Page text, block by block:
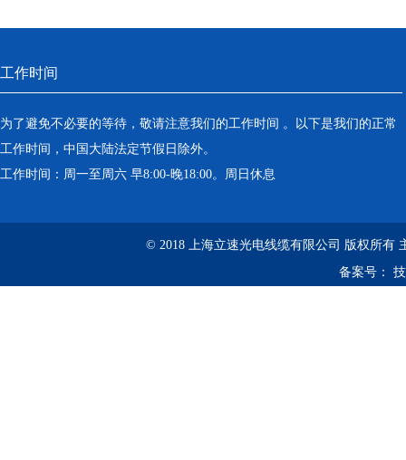
工作时间
为了避免不必要的等待，敬请注意我们的工作时间 。以下是我们的正常
工作时间，中国大陆法定节假日除外。
工作时间：周一至周六 早8:00-晚18:00。周日休息
© 2018 上海立速光电线缆有限公司 版权所有
备案号：